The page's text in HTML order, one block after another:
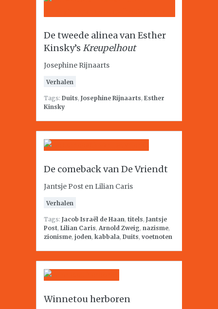
De tweede alinea van Esther
Kinsky’s Kreupelhout
Josephine Rijnaarts
Verhalen
Tags: Duits, Josephine Rijnaarts, Esther
Kinsky
De comeback van De Vriendt
Jantsje Post en Lilian Caris
Verhalen
Tags: Jacob Israël de Haan, titels, Jantsje
Post, Lilian Caris, Arnold Zweig, nazisme,
zionisme, joden, kabbala, Duits, voetnoten
Winnetou herboren